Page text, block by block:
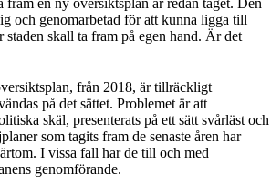
fram en ny översiktsplan är redan taget. Den
och genomarbetad för att kunna ligga till
staden skall ta fram på egen hand. Är det
från 2018, är tillräckligt
på det sättet. Problemet är att
skäl, presenterats på ett sätt svårläst och
som tagits fram de senaste åren har
I vissa fall har de till och med
genomförande.